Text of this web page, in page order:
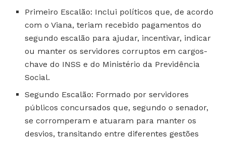
Primeiro Escalão: Inclui políticos que, de acordo
com o Viana, teriam recebido pagamentos do
segundo escalão para ajudar, incentivar, indicar
ou manter os servidores corruptos em cargos-
chave do INSS e do Ministério da Previdência
Social.
Segundo Escalão: Formado por servidores
públicos concursados que, segundo o senador,
se corromperam e atuaram para manter os
desvios, transitando entre diferentes gestões